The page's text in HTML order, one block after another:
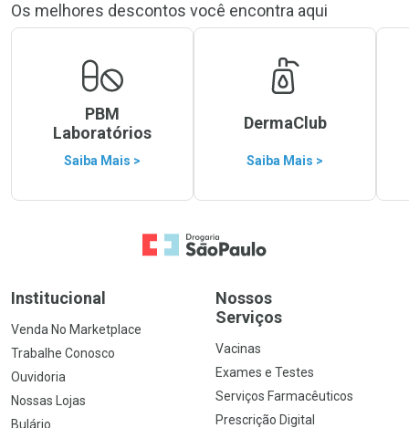
Os melhores descontos você encontra aqui
PBM
Laboratórios
Saiba Mais >
DermaClub
Saiba Mais >
Ir para a Home
Institucional
Venda No Marketplace
Trabalhe Conosco
Ouvidoria
Nossas Lojas
Bulário
Nossos
Serviços
Vacinas
Exames e Testes
Serviços Farmacêuticos
Prescrição Digital